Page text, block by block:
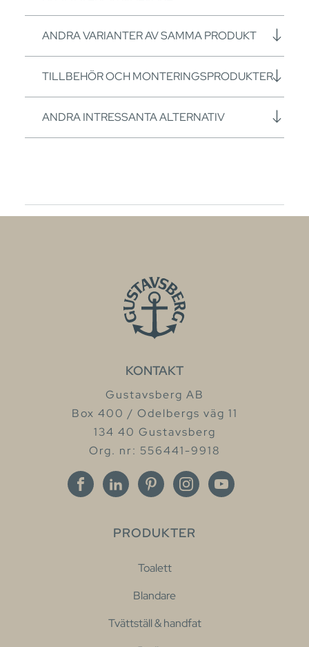
ANDRA VARIANTER AV SAMMA PRODUKT
TILLBEHÖR OCH MONTERINGSPRODUKTER
ANDRA INTRESSANTA ALTERNATIV
KONTAKT
Gustavsberg AB
Box 400 / Odelbergs väg 11
134 40 Gustavsberg
Org. nr: 556441-9918
PRODUKTER
Toalett
Blandare
Tvättställ & handfat